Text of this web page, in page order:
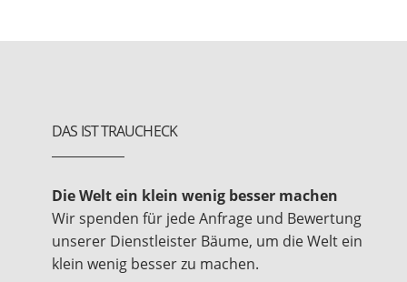
DAS IST TRAUCHECK
Die Welt ein klein wenig besser machen
Wir spenden für jede Anfrage und Bewertung
unserer Dienstleister Bäume, um die Welt ein
klein wenig besser zu machen.